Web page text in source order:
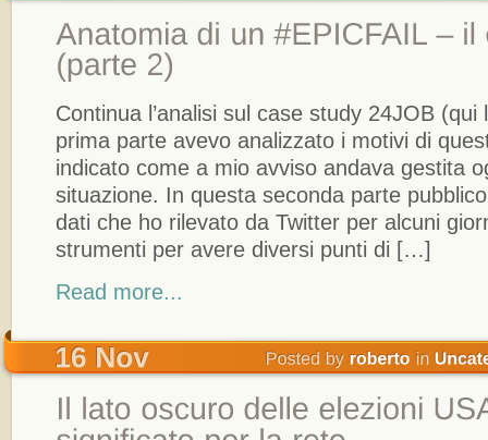
Continua l’analisi sul case study 24JOB (qui
prima parte avevo analizzato i motivi di
indicato come a mio avviso andava gestita
situazione. In questa seconda parte
dati che ho rilevato da Twitter per alcuni
strumenti per avere diversi punti di […]
Read more...